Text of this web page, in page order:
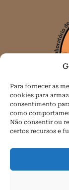
Para fornecer as
cookies para
consentimento
como
Não consentir ou
certos recursos e
Todos os direitos
Política de Cookies